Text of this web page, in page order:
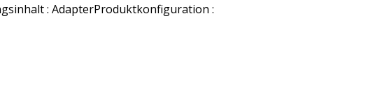
: AdapterProduktkonfiguration :